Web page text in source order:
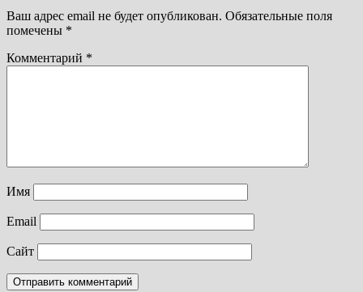
Ваш адрес email не будет опубликован. Обязательные поля
помечены *
Комментарий *
Имя
Email
Сайт